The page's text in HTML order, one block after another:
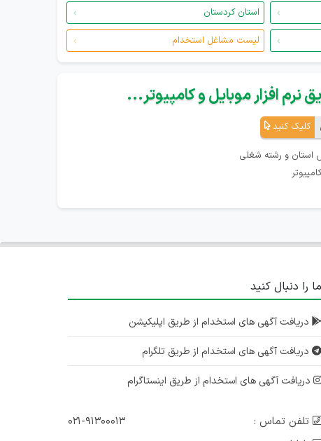
استان کردستان
لیست مشاغل استخدام
نرم افزار موبایل و کامپیوتر...
کلیک کنید
استان و رشته شغلی
ما را دنبال کنید
دریافت آگهی های استخدام از طریق اپلیکیشن
دریافت آگهی های استخدام از طریق تلگرام
دریافت آگهی های استخدام از طریق اینستاگرام
تلفن تماس :
۰۲۱-۹۱۳۰۰۰۱۳